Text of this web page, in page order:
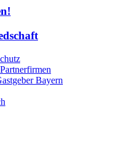
Bayern